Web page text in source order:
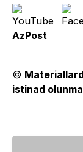
AzPost
©
istinad